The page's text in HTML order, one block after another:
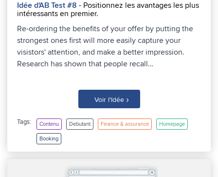
Idée d'AB Test #8 - Positionnez les avantages les plus
intéressants en premier.
Re-ordering the benefits of your offer by putting the
strongest ones first will more easily capture your
visistors' attention, and make a better impression.
Research has shown that people recall…
Voir l'Idée ›
Tags: Contenu Debutant Finance & assurance Homepage
Booking